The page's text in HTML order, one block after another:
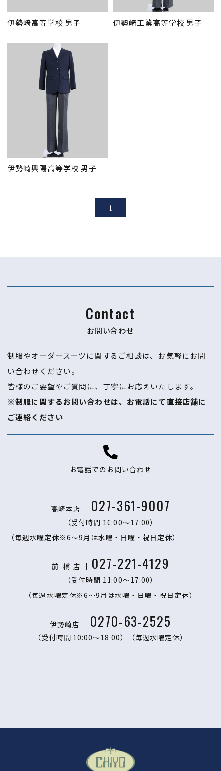
伊勢崎高等学校 男子 伊勢崎工業高等学校 男子
伊勢崎興陽高等学校 男子
1
Contact
お問い合わせ
制服やオーダースーツに関するご相談は、お気軽にお問
い合わせください。
​​​​​​​皆様のご要望やご質問に、丁寧にお応えいたします。
※制服に関するお問い合わせは、お電話にて直接店舗に
ご連絡ください
お電話でのお問い合わせ
高崎本店 027-361-9007
（受付時間 10:00〜17:00）
（毎週水曜定休※6～9月は水曜・日曜・祝日定休）
前 橋 店 027-221-4129
（受付時間 11:00〜17:00）
（毎週水曜定休※6～9月は水曜・日曜・祝日定休）
伊勢崎店 0270-63-2525
（受付時間 10:00〜18:00） （毎週水曜定休）